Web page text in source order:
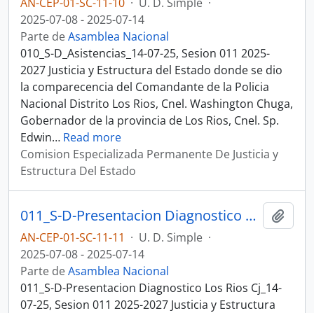
2025-07-08 - 2025-07-14
Parte deAsamblea Nacional
010_S-D_Asistencias_14-07-25, Sesion 011 2025-
2027 Justicia y Estructura del Estado donde se dio
la comparecencia del Comandante de la Policia
Nacional Distrito Los Rios, Cnel. Washington Chuga,
Gobernador de la provincia de Los Rios, Cnel. Sp.
Edwin… Read more
Comision Especializada Permanente De Justicia y
Estructura Del Estado
011_S-D-Presentacion Diagnostico Los Rios Cj_14-07-25, Sesion 011 Justicia y Estructura del Estado
AN-CEP-01-SC-11-11 · U. D. Simple ·
2025-07-08 - 2025-07-14
Parte deAsamblea Nacional
011_S-D-Presentacion Diagnostico Los Rios Cj_14-
07-25, Sesion 011 2025-2027 Justicia y Estructura